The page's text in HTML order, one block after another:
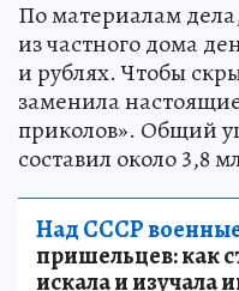
По материалам
из частного дома
и рублях. Чтобы
заменила
приколов». Общий
составил около 3,8
Над СССР
пришельцев: как
искала и изучала